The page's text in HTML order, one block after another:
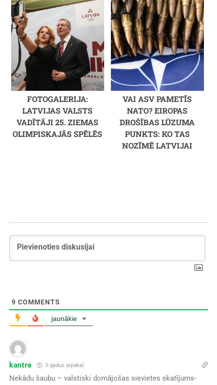
FOTOGALERIJA:
LATVIJAS VALSTS
VADĪTĀJI 25. ZIEMAS
OLIMPISKAJĀS SPĒLĒS
VAI ASV PAMETĪS
NATO? EIROPAS
DROŠĪBAS LŪZUMA
PUNKTS: KO TAS
NOZĪMĒ LATVIJAI
9 COMMENTS
jaunākie
kantre 5 gadus atpakaļ
Nekādu šaubu – valstiski domājošas sievietes skatījums-